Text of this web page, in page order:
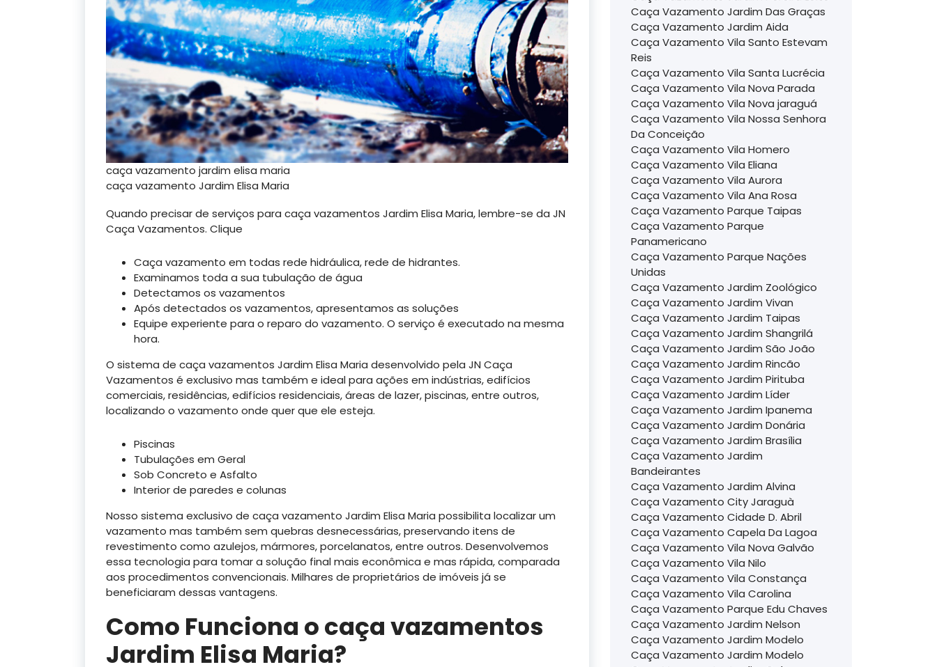
caça vazamento jardim elisa maria
caça vazamento Jardim Elisa Maria
Quando precisar de serviços para caça vazamentos Jardim Elisa Maria, lembre-se da JN
Caça Vazamentos. Clique
Caça vazamento em todas rede hidráulica, rede de hidrantes.
Examinamos toda a sua tubulação de água
Detectamos os vazamentos
Após detectados os vazamentos, apresentamos as soluções
Equipe experiente para o reparo do vazamento. O serviço é executado na mesma
hora.
O sistema de caça vazamentos Jardim Elisa Maria desenvolvido pela JN Caça
Vazamentos é exclusivo mas também e ideal para ações em indústrias, edifícios
comerciais, residências, edifícios residenciais, áreas de lazer, piscinas, entre outros,
localizando o vazamento onde quer que ele esteja.
Piscinas
Tubulações em Geral
Sob Concreto e Asfalto
Interior de paredes e colunas
Nosso sistema exclusivo de caça vazamento Jardim Elisa Maria possibilita localizar um
vazamento mas também sem quebras desnecessárias, preservando itens de
revestimento como azulejos, mármores, porcelanatos, entre outros. Desenvolvemos
essa tecnologia para tomar a solução final mais econômica e mas rápida, comparada
aos procedimentos convencionais. Milhares de proprietários de imóveis já se
beneficiaram dessas vantagens.
Como Funciona o caça vazamentos
Jardim Elisa Maria?
Caça Vazamento Jardim Das Graças
Caça Vazamento Jardim Aida
Caça Vazamento Vila Santo Estevam
Reis
Caça Vazamento Vila Santa Lucrécia
Caça Vazamento Vila Nova Parada
Caça Vazamento Vila Nova jaraguá
Caça Vazamento Vila Nossa Senhora
Da Conceição
Caça Vazamento Vila Homero
Caça Vazamento Vila Eliana
Caça Vazamento Vila Aurora
Caça Vazamento Vila Ana Rosa
Caça Vazamento Parque Taipas
Caça Vazamento Parque
Panamericano
Caça Vazamento Parque Nações
Unidas
Caça Vazamento Jardim Zoológico
Caça Vazamento Jardim Vivan
Caça Vazamento Jardim Taipas
Caça Vazamento Jardim Shangrilá
Caça Vazamento Jardim São João
Caça Vazamento Jardim Rincão
Caça Vazamento Jardim Pirituba
Caça Vazamento Jardim Líder
Caça Vazamento Jardim Ipanema
Caça Vazamento Jardim Donária
Caça Vazamento Jardim Brasília
Caça Vazamento Jardim
Bandeirantes
Caça Vazamento Jardim Alvina
Caça Vazamento City Jaraguà
Caça Vazamento Cidade D. Abril
Caça Vazamento Capela Da Lagoa
Caça Vazamento Vila Nova Galvão
Caça Vazamento Vila Nilo
Caça Vazamento Vila Constança
Caça Vazamento Vila Carolina
Caça Vazamento Parque Edu Chaves
Caça Vazamento Jardim Nelson
Caça Vazamento Jardim Modelo
Caça Vazamento Jardim Modelo